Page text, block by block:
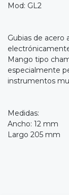
Mod: GL2
Gubias de acero
Mango tipo
especialmente
instrumentos
Medidas:
Ancho: 12 mm
Largo 205 mm